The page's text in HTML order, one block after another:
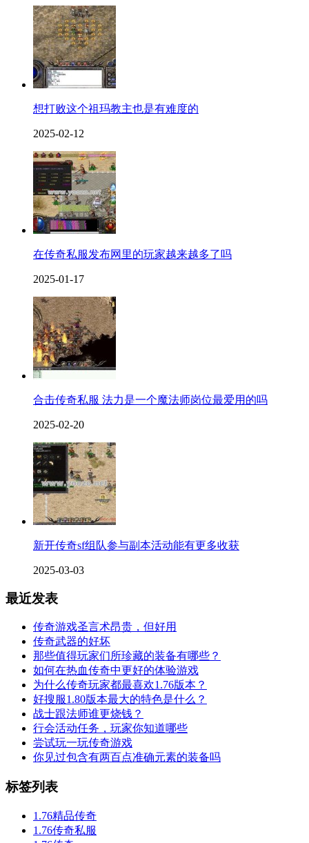
想打败这个祖玛教主也是有难度的
2025-02-12
在传奇私服发布网里的玩家越来越多了吗
2025-01-17
合击传奇私服 法力是一个魔法师岗位最爱用的吗
2025-02-20
新开传奇sf组队参与副本活动能有更多收获
2025-03-03
最近发表
传奇游戏圣言术昂贵，但好用
传奇武器的好坏
那些值得玩家们所珍藏的装备有哪些？
如何在热血传奇中更好的体验游戏
为什么传奇玩家都最喜欢1.76版本？
好搜服1.80版本最大的特色是什么？
战士跟法师谁更烧钱？
行会活动任务，玩家你知道哪些
尝试玩一玩传奇游戏
你见过包含有两百点准确元素的装备吗
标签列表
1.76精品传奇
1.76传奇私服